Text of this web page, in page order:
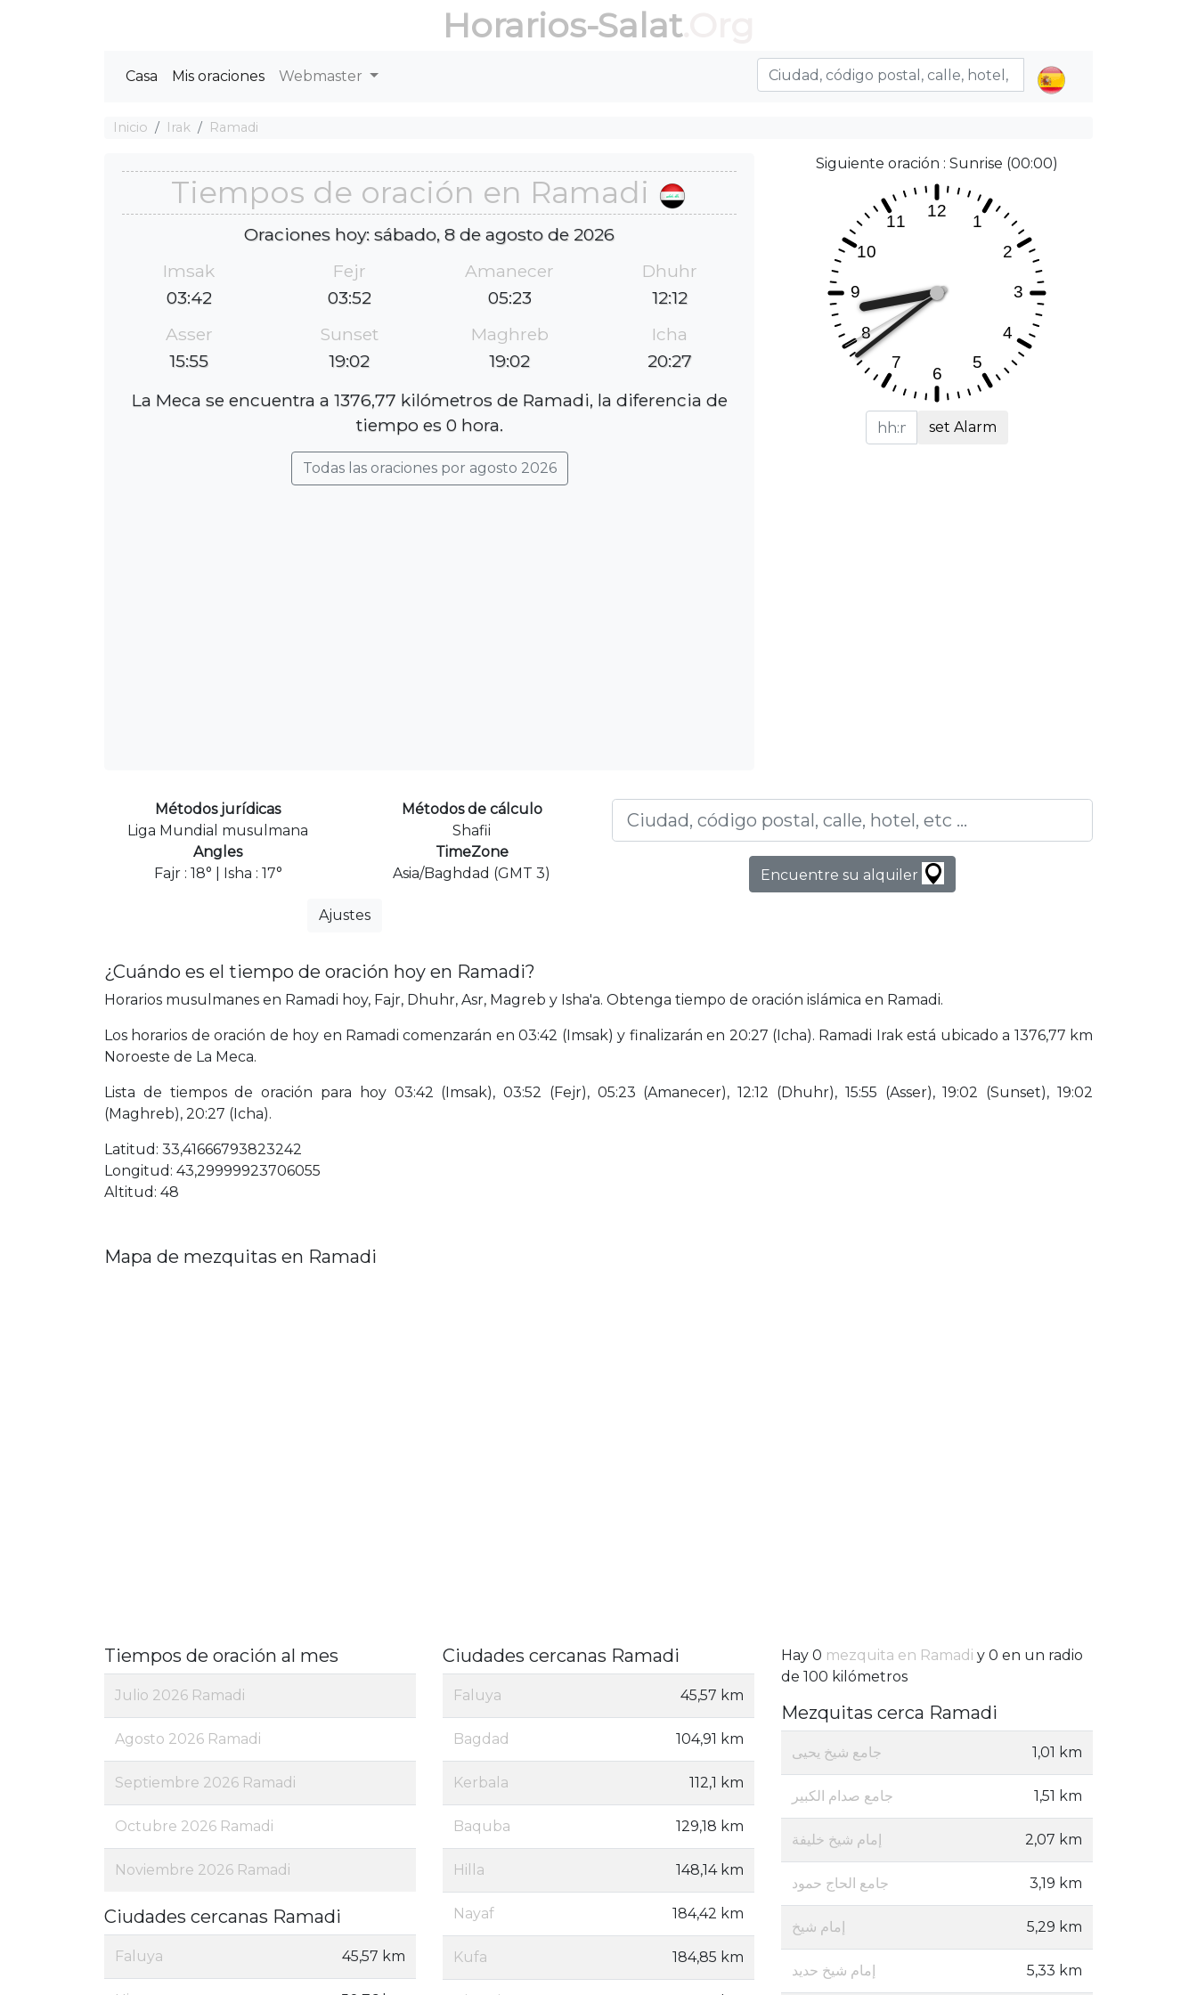
Horarios-Salat.Org
Casa Mis oraciones Webmaster
Inicio Irak Ramadi
Tiempos de oración en Ramadi
Oraciones hoy: sábado, 8 de agosto de 2026
Imsak
03:42
Fejr
03:52
Amanecer
05:23
Dhuhr
12:12
Asser
15:55
Sunset
19:02
Maghreb
19:02
Icha
20:27
La Meca se encuentra a 1376,77 kilómetros de Ramadi, la diferencia de
tiempo es 0 hora.
Todas las oraciones por agosto 2026
Siguiente oración : Sunrise (00:00)
set Alarm
Métodos jurídicas
Liga Mundial musulmana
Métodos de cálculo
Shafii
Angles
Fajr : 18° | Isha : 17°
TimeZone
Asia/Baghdad (GMT 3)
Ajustes
Encuentre su alquiler
¿Cuándo es el tiempo de oración hoy en Ramadi?
Horarios musulmanes en Ramadi hoy, Fajr, Dhuhr, Asr, Magreb y Isha'a. Obtenga tiempo de oración islámica en Ramadi.
Los horarios de oración de hoy en Ramadi comenzarán en 03:42 (Imsak) y finalizarán en 20:27 (Icha). Ramadi Irak está ubicado a 1376,77 km
Noroeste de La Meca.
Lista de tiempos de oración para hoy 03:42 (Imsak), 03:52 (Fejr), 05:23 (Amanecer), 12:12 (Dhuhr), 15:55 (Asser), 19:02 (Sunset), 19:02
(Maghreb), 20:27 (Icha).
Latitud: 33,41666793823242
Longitud: 43,29999923706055
Altitud: 48
Mapa de mezquitas en Ramadi
Tiempos de oración al mes
Julio 2026 Ramadi
Agosto 2026 Ramadi
Septiembre 2026 Ramadi
Octubre 2026 Ramadi
Noviembre 2026 Ramadi
Ciudades cercanas Ramadi
Faluya 45,57 km
Ciudades cercanas Ramadi
Faluya 45,57 km
Bagdad 104,91 km
Kerbala 112,1 km
Baquba 129,18 km
Hilla 148,14 km
Nayaf 184,42 km
Kufa 184,85 km
Hay 0 mezquita en Ramadi y 0 en un radio
de 100 kilómetros
Mezquitas cerca Ramadi
جامع شيخ يحيى 1,01 km
جامع صدام الكبير 1,51 km
إمام شيخ خليفة 2,07 km
جامع الحاج حمود 3,19 km
إمام شيخ 5,29 km
إمام شيخ حديد 5,33 km